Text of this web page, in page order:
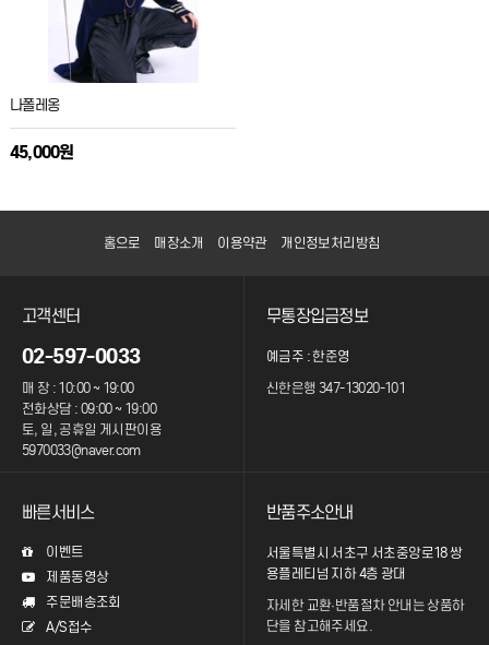
나폴레옹
45,000원
홈으로 매장소개 이용약관 개인정보처리방침
고객센터
02-597-0033
매 장 : 10:00 ~ 19:00
전화상담 : 09:00 ~ 19:00
토, 일, 공휴일 게시판이용
5970033@naver.com
무통장입금정보
예금주 : 한준영
신한은행 347-13020-101
빠른서비스
이벤트
제품동영상
주문배송조회
A/S접수
반품주소안내
서울특별시 서초구 서초중앙로18 쌍
용플레티넘 지하 4층 광대
자세한 교환·반품절차 안내는상품하
단을 참고해주세요.